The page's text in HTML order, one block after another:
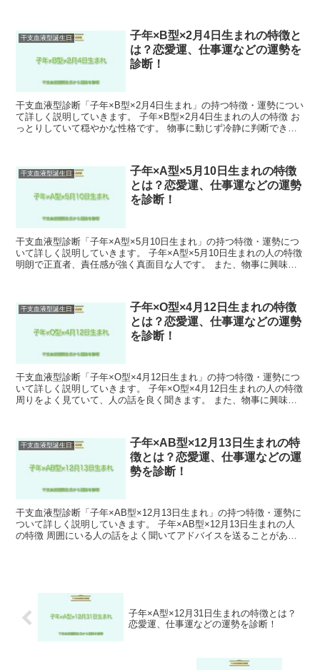
干支血液型誕生日
子年×B型×2月4日生まれの特徴と
は？恋愛運、仕事運などの運勢を
診断！
干支血液型診断「子年×B型×2月4日生まれ」の持つ特徴・運勢につい
て詳しく説明していきます。 子年×B型×2月4日生まれの人の特徴 お
っとりしていて穏やかな性格です。 物事に動じず冷静に判断できる
干支血液型誕生日
子年×A型×5月10日生まれの特徴
とは？恋愛運、仕事運などの運勢
を診断！
干支血液型診断「子年×A型×5月10日生まれ」の持つ特徴・運勢につ
いて詳しく説明していきます。 子年×A型×5月10日生まれの人の特徴
明朗で正直者、責任感が強く真面目な人です。 また、物事に興味を
干支血液型誕生日
子年×O型×4月12日生まれの特徴
とは？恋愛運、仕事運などの運勢
を診断！
干支血液型診断「子年×O型×4月12日生まれ」の持つ特徴・運勢につ
いて詳しく説明していきます。 子年×O型×4月12日生まれの人の特徴
周りをよく見ていて、人の話を良く聞きます。 また、物事に興味を
干支血液型誕生日
子年×AB型×12月13日生まれの特
徴とは？恋愛運、仕事運などの運
勢を診断！
干支血液型診断「子年×AB型×12月13日生まれ」の持つ特徴・運勢に
ついて詳しく説明していきます。 子年×AB型×12月13日生まれの人
の特徴 周囲にいる人の話をよく聞いてアドバイスを送ることがある
子年×A型×12月31日生まれの特徴とは？
恋愛運、仕事運などの運勢を診断！